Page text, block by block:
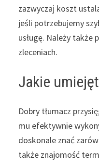
zazwyczaj koszt
jeśli potrzebujemy
usługę. Należy
zleceniach.
Jakie
Dobry tłumacz
mu efektywnie
doskonale znać
także znajomość